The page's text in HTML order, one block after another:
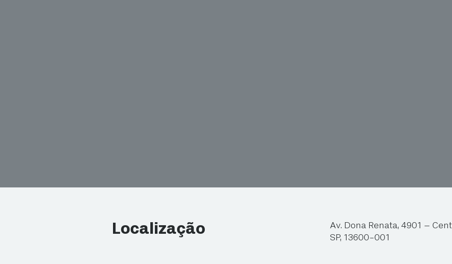
Localização
Av. Dona Renata, 4901 –
SP, 13600-001